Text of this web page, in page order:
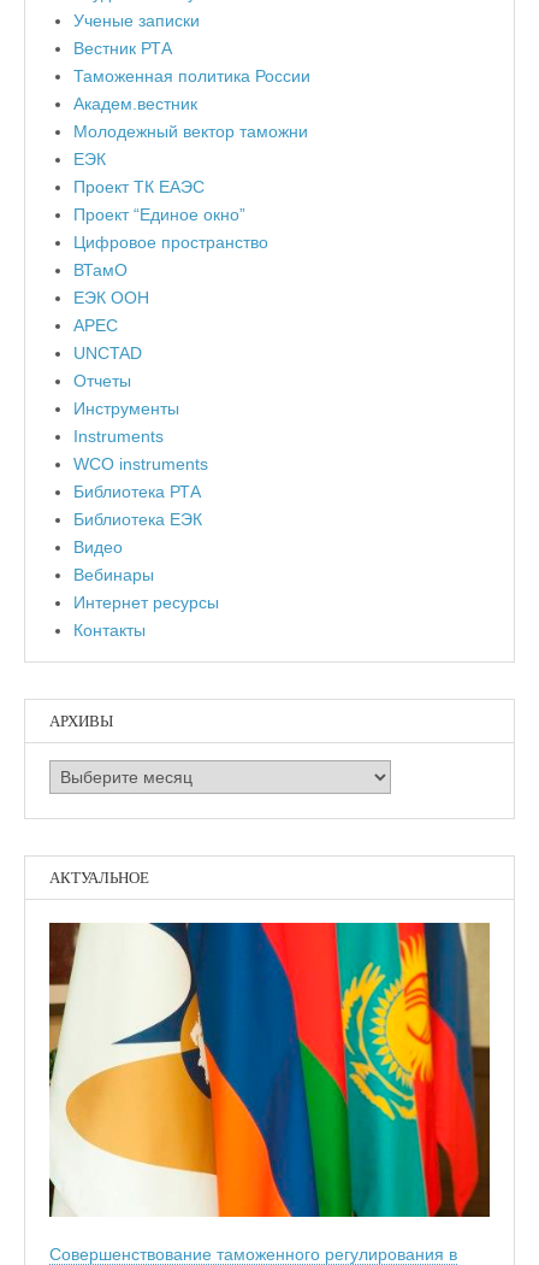
Ученые записки
Вестник РТА
Таможенная политика России
Академ.вестник
Молодежный вектор таможни
ЕЭК
Проект ТК ЕАЭС
Проект “Единое окно”
Цифровое пространство
ВТамО
ЕЭК ООН
APEC
UNCTAD
Отчеты
Инструменты
Instruments
WCO instruments
Библиотека РТА
Библиотека ЕЭК
Видео
Вебинары
Интернет ресурсы
Контакты
АРХИВЫ
Архивы
АКТУАЛЬНОЕ
Совершенствование таможенного регулирования в